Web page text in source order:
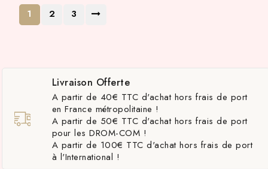
1
2 3
Livraison Offerte
A partir de 40€ TTC d'achat hors frais de port
en France métropolitaine !
A partir de 50€ TTC d'achat hors frais de port
pour les DROM-COM !
A partir de 100€ TTC d'achat hors frais de port
à l'International !